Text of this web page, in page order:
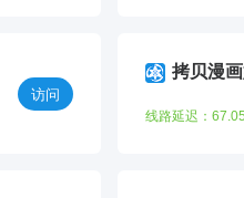
访问
拷贝漫
线路延迟：